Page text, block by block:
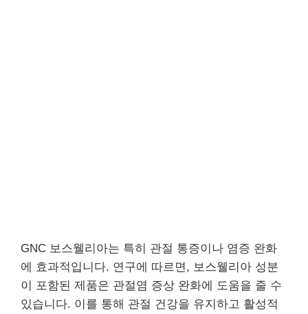
GNC 보스웰리아는 특히 관절 통증이나 염증 완화
에 효과적입니다. 연구에 따르면, 보스웰리아 성분
이 포함된 제품은 관절염 증상 완화에 도움을 줄 수
있습니다. 이를 통해 관절 건강을 유지하고 활성적